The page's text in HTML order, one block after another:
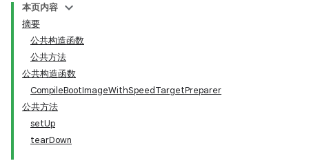
本页内容
摘要
公共构造函数
公共方法
公共构造函数
CompileBootImageWithSpeedTargetPreparer
公共方法
setUp
tearDown